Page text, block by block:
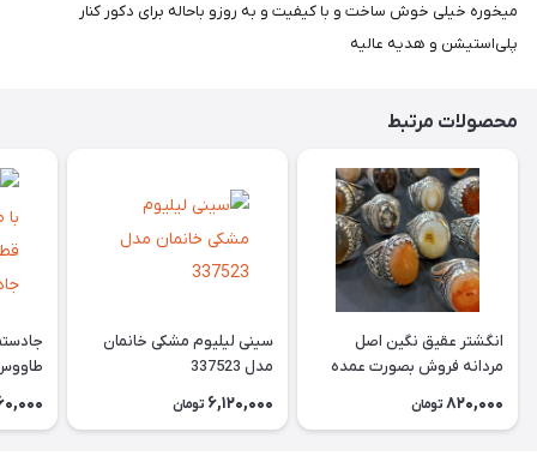
میخوره خیلی خوش ساخت و با کیفیت و به روزو باحاله برای دکور کنار
پلی‌استیشن و هدیه عالیه
محصولات مرتبط
انگشتر عقیق نگین اصل
مردانه فروش بصورت عمده
3عدد هست فروش بصورت
820,000 تومان
سینی لیلیوم مشکی خانمان
مدل 337523
6,120,000 تومان